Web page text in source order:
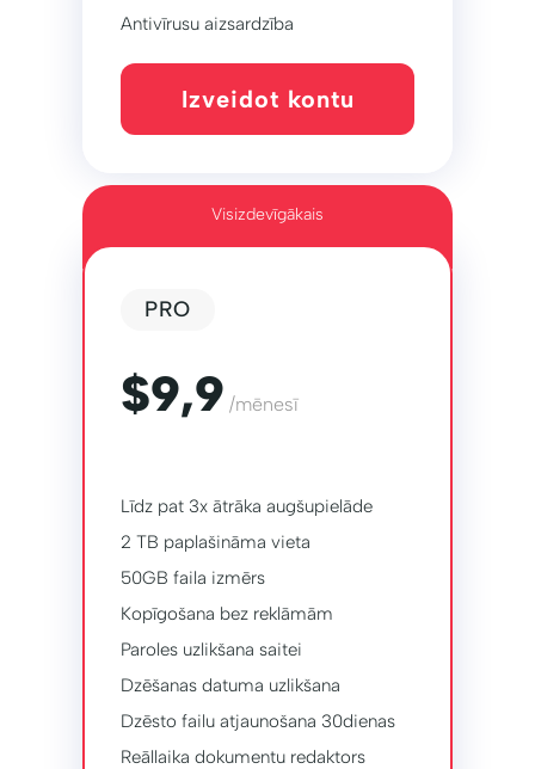
Antivīrusu aizsardzība
Izveidot kontu
Visizdevīgākais
PRO
$9,9 /mēnesī
Līdz pat 3x ātrāka augšupielāde
2 TB paplašināma vieta
50GB faila izmērs
Kopīgošana bez reklāmām
Paroles uzlikšana saitei
Dzēšanas datuma uzlikšana
Dzēsto failu atjaunošana 30dienas
Reāllaika dokumentu redaktors